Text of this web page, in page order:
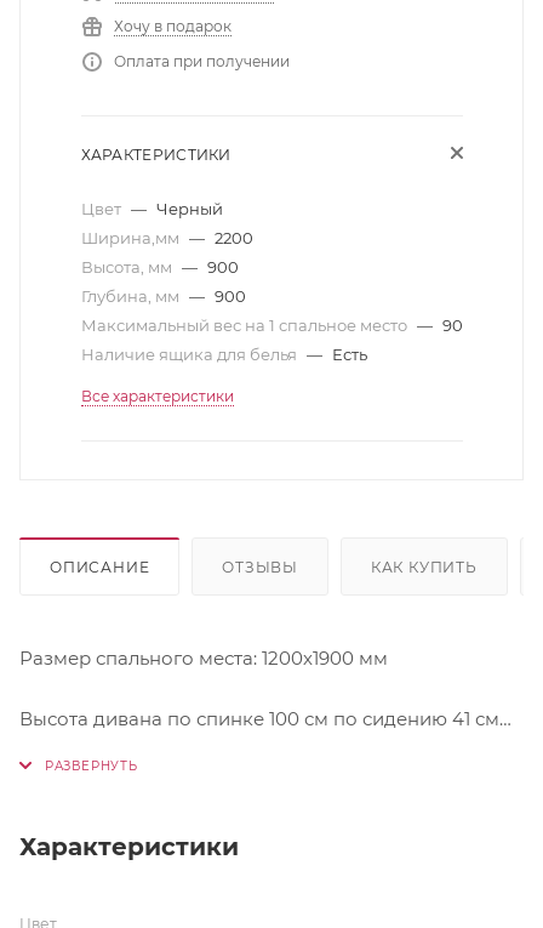
Хочу в подарок
Оплата при получении
ХАРАКТЕРИСТИКИ
Цвет — Черный
Ширина,мм — 2200
Высота, мм — 900
Глубина, мм — 900
Максимальный вес на 1 спальное место — 90
Наличие ящика для белья — Есть
Все характеристики
ОПИСАНИЕ ОТЗЫВЫ КАК КУПИТЬ
Размер спального места: 1200х1900 мм
Высота дивана по спинке 100 см по сидению 41 см
Наполнение: ППУ
Характеристики
Цвет